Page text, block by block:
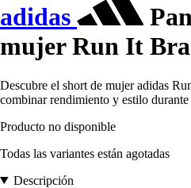
adidas
mujer Run It
Descubre el short de mujer adidas
combinar rendimiento y estilo durante
Producto no disponible
Todas las variantes están agotadas
Descripción